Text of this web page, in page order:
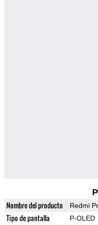
Nombre del producto Redmi
Tipo de pantalla P-OLED